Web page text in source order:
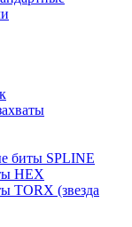
биты SPLINE
HEX
TORX (звезда